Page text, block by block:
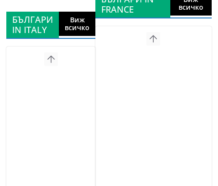
БЪЛГАРИ
IN ITALY
Виж
всичко
FRANCE
всичко